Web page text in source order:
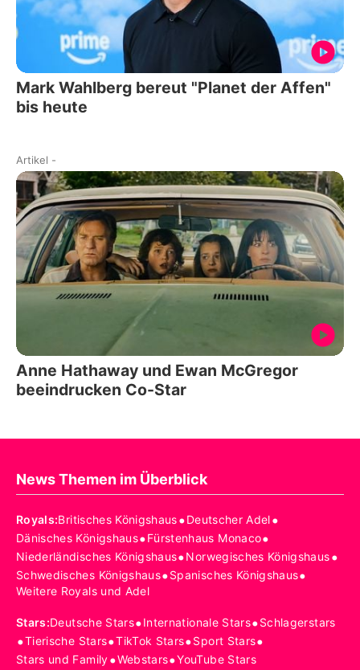
Mark Wahlberg bereut "Planet der Affen"
bis heute
Artikel -
Anne Hathaway und Ewan McGregor
beeindrucken Co-Star
News Themen im Überblick
Royals:Britisches Königshaus•Deutscher Adel•
Dänisches Königshaus•Fürstenhaus Monaco•
Niederländisches Königshaus•Norwegisches Königshaus•
Schwedisches Königshaus•Spanisches Königshaus•
Weitere Royals und Adel
Stars:Deutsche Stars•Internationale Stars•Schlagerstars
•Tierische Stars•TikTok Stars•Sport Stars•
Stars und Family•Webstars•YouTube Stars